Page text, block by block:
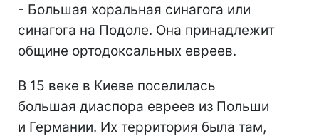
- Большая хоральная синагога или
синагога на Подоле. Она принадлежит
общине ортодоксальных евреев.
В 15 веке в Киеве поселилась
большая диаспора евреев из Польши
и Германии. Их территория была там,